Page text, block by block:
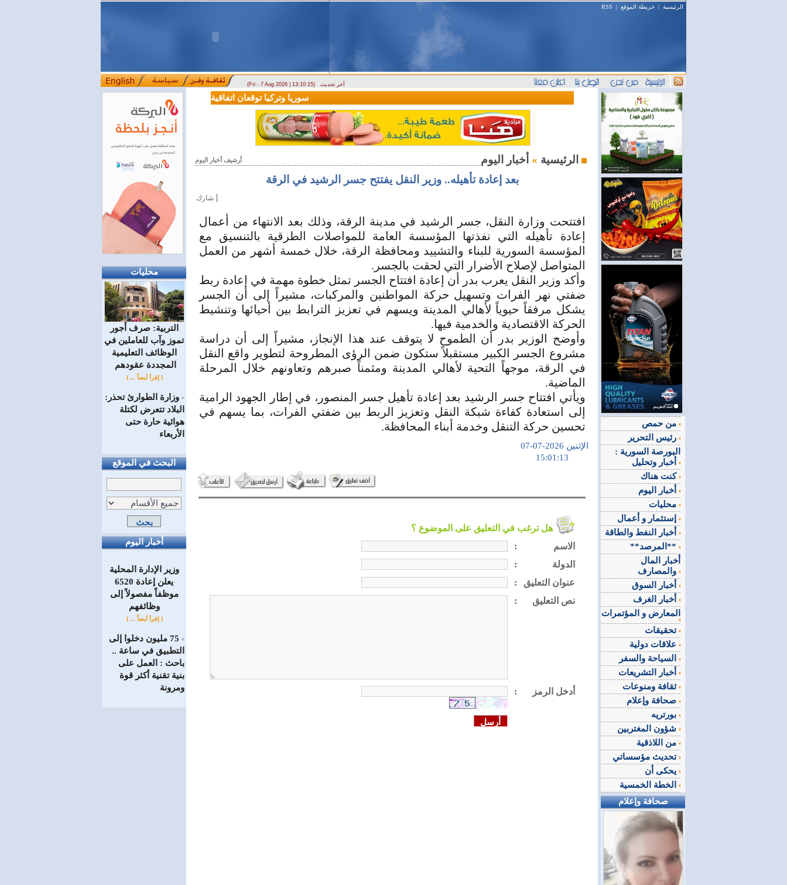
الرئيسية | خريطة الموقع |
RSS
(Fri - 7 Aug 2026 | 13:10:15) آخر تحديث
محليات
التربية: صرف أجور
تموز وآب للعاملين في
الوظائف ‏التعليمية
المجددة عقودهم ‏
[ إقرأ أيضاً ... ]
= وزارة الطوارئ تحذر:
البلاد تتعرض لكتلة
هوائية حارة حتى
الأربعاء
البحث في الموقع
أخبار اليوم
وزير الإدارة المحلية
يعلن إعادة 6520
موظفاً مفصولاً إلى
‏وظائفهم
[ إقرأ أيضاً ... ]
=
75 مليون دخلوا إلى
التطبيق في ساعة ..
باحث : العمل على
بنية تقنية أكثر قوة
ومرونة
سوريا وتركيا توقعان اتفاقية تعاون في مجالي التعليم العالي والبحث العلمي
أرشيف أخبار اليوم الرئيسية »
بعد إعادة تأهيله.. وزير النقل يفتتح جسر الرشيد في الرقة
شارك |
افتتحت وزارة النقل، جسر الرشيد في مدينة الرقة، وذلك بعد الانتهاء من أعمال
إعادة تأهيله التي نفذتها المؤسسة العامة للمواصلات الطرقية بالتنسيق مع
المؤسسة السورية للبناء والتشييد ومحافظة الرقة، خلال خمسة أشهر من العمل
المتواصل لإصلاح الأضرار التي لحقت بالجسر.
وأكد وزير النقل يعرب بدر أن إعادة افتتاح الجسر تمثل خطوة مهمة في إعادة ربط
ضفتي نهر الفرات وتسهيل حركة المواطنين والمركبات، مشيراً إلى أن الجسر
يشكل مرفقاً حيوياً لأهالي المدينة ويسهم في تعزيز الترابط بين أحيائها وتنشيط
الحركة الاقتصادية والخدمية فيها.
وأوضح الوزير بدر أن الطموح لا يتوقف عند هذا الإنجاز، مشيراً إلى أن دراسة
مشروع الجسر الكبير مستقبلاً ستكون ضمن الرؤى المطروحة لتطوير واقع النقل
في الرقة، موجهاً التحية لأهالي المدينة ومثمناً صبرهم وتعاونهم خلال المرحلة
الماضية.
ويأتي افتتاح جسر الرشيد بعد إعادة تأهيل جسر المنصور، في إطار الجهود الرامية
إلى استعادة كفاءة شبكة النقل وتعزيز الربط بين ضفتي الفرات، بما يسهم في
تحسين حركة التنقل وخدمة أبناء المحافظة.
الإثنين 2026-07-07
هل ترغب في التعليق على الموضوع ؟
:
الاسم
:
الدولة
:
عنوان التعليق
:
نص التعليق
: أدخل الرمز
البورصة السورية :
كنت هناك
**المرصد**
أخبار المال
المعارض و المؤتمرات
تحقيقات
ثقافة ومنوعات
تحديث مؤسساتي
صحافة وإعلام